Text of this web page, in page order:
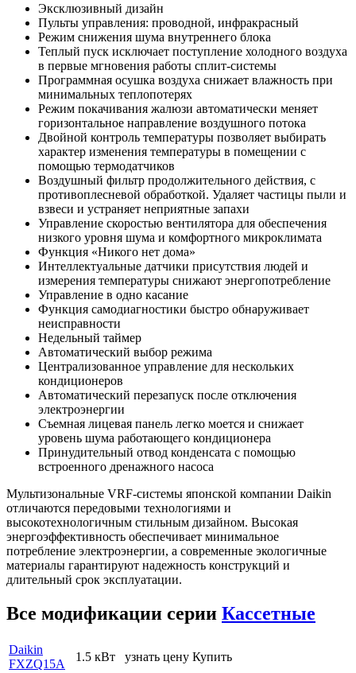
Эксклюзивный дизайн
Пульты управления: проводной, инфракрасный
Режим снижения шума внутреннего блока
Теплый пуск исключает поступление холодного воздуха
в первые мгновения работы сплит-системы
Программная осушка воздуха снижает влажность при
минимальных теплопотерях
Режим покачивания жалюзи автоматически меняет
горизонтальное направление воздушного потока
Двойной контроль температуры позволяет выбирать
характер изменения температуры в помещении с
помощью термодатчиков
Воздушный фильтр продолжительного действия, с
противоплесневой обработкой. Удаляет частицы пыли и
взвеси и устраняет неприятные запахи
Управление скоростью вентилятора для обеспечения
низкого уровня шума и комфортного микроклимата
Функция «Никого нет дома»
Интеллектуальные датчики присутствия людей и
измерения температуры снижают энергопотребление
Управление в одно касание
Функция самодиагностики быстро обнаруживает
неисправности
Недельный таймер
Автоматический выбор режима
Централизованное управление для нескольких
кондиционеров
Автоматический перезапуск после отключения
электроэнергии
Съемная лицевая панель легко моется и снижает
уровень шума работающего кондиционера
Принудительный отвод конденсата с помощью
встроенного дренажного насоса
Мультизональные VRF-системы японской компании Daikin
отличаются передовыми технологиями и
высокотехнологичным стильным дизайном. Высокая
энергоэффективность обеспечивает минимальное
потребление электроэнергии, а современные экологичные
материалы гарантируют надежность конструкций и
длительный срок эксплуатации.
Все модификации серии Кассетные
Daikin
FXZQ15A
1.5 кВт узнать цену Купить